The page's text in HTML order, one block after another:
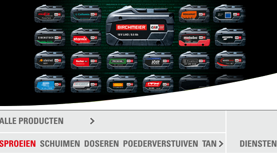
voor uw tuin meer
PRODUCTEN
SCHUIMEN DOSEREN POEDERVERSTUIVEN TANKEN STROOIEN
DIENSTEN